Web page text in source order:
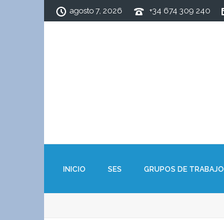
agosto 7, 2026 +34 674 309 240
INICIO SES GRUPOS DE TRABAJO